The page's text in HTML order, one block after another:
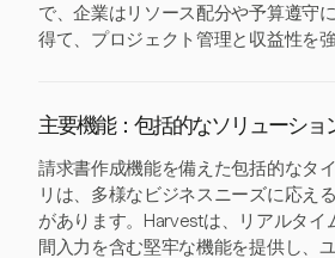
で、企業はリソース配分や予算遵守
得て、プロジェクト管理と収益性を強
主要機能：包括的なソリューショ
請求書作成機能を備えた包括的なタ
リは、多様なビジネスニーズに応え
があります。Harvestは、リアルタイ
間入力を含む堅牢な機能を提供し、